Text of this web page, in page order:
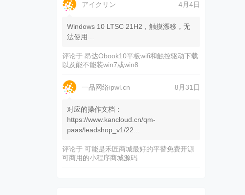
アイクリン 4月4日
Windows 10 LTSC 21H2，触摸漂移，无
法使用…
评论于昂达Obook10平板wifi和触控驱动下载
以及能不能装win7或win8
一品网络ipwl.cn 8月31日
对应的操作文档：
https://www.kancloud.cn/qm-
paas/leadshop_v1/22...
评论于可能是禾匠商城最好的平替免费开源
可商用的小程序商城源码